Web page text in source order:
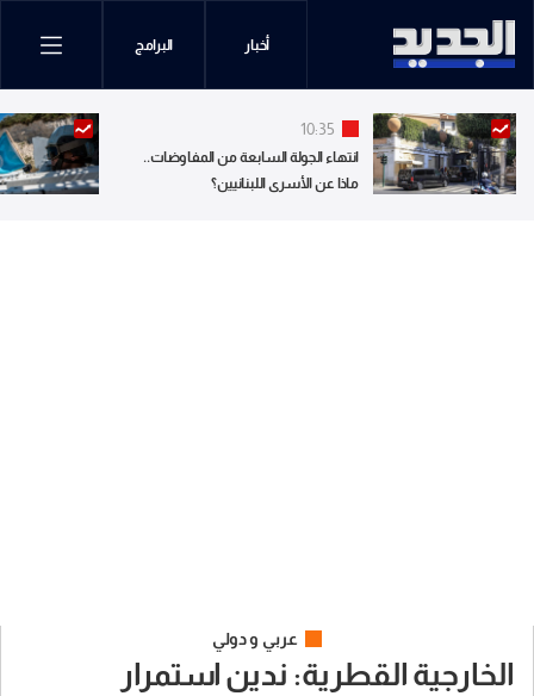
أخبار البرامج
10:35
انتهاء الجولة السابعة من المفاوضات..
ماذا عن الأسرى اللبنانيين؟
عربي و دولي
الخارجية القطرية: ندين استمرار